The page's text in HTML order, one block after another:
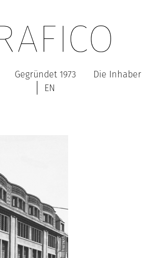
Gegründet 1973
Die Inhaber
EN